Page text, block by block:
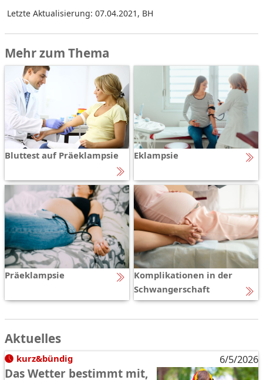
Letzte Aktualisierung: 07.04.2021 , BH
Mehr zum Thema
Bluttest auf Präeklampsie Eklampsie
Präeklampsie
Komplikationen in der
Schwangerschaft
Aktuelles
kurz&bündig 6/5/2026
Das Wetter bestimmt mit,